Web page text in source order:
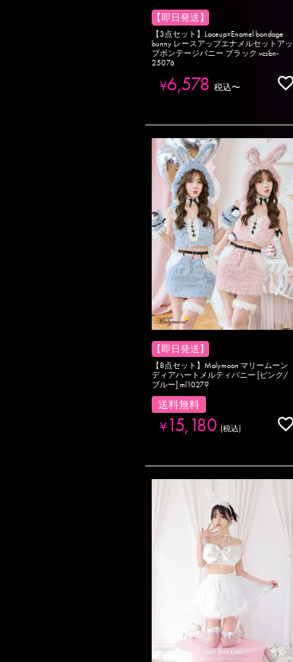
【即日発送】
【3点セット】Laceup×Enamel bondage
bunny レースアップエナメルセットアッ
プボンテージバニー ブラック vcsbn-
25076
¥6,578 税込〜
【即日発送】
【8点セット】Malymoon マリームーン
ディアハートメルティバニー [ピンク/
ブルー] ml10279
送料無料
¥15,180 税込